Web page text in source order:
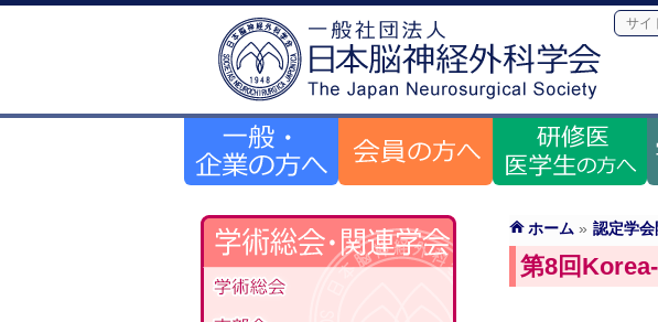
ホーム » 認定学
第8回